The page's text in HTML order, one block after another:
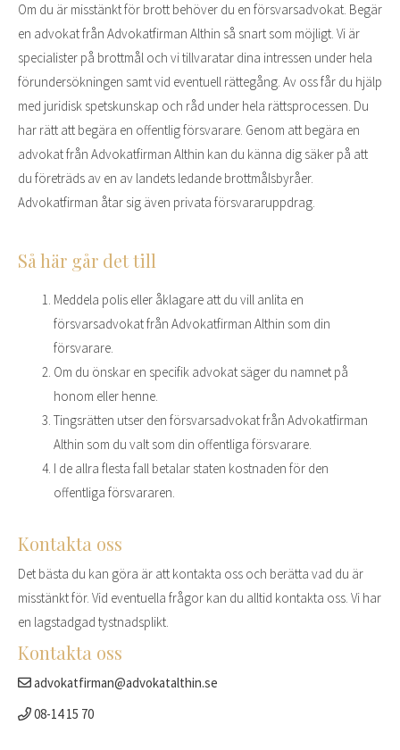
Om du är misstänkt för brott behöver du en försvarsadvokat. Begär
en advokat från Advokatfirman Althin så snart som möjligt. Vi är
specialister på brottmål och vi tillvaratar dina intressen under hela
förundersökningen samt vid eventuell rättegång. Av oss får du hjälp
med juridisk spetskunskap och råd under hela rättsprocessen. Du
har rätt att begära en offentlig försvarare. Genom att begära en
advokat från Advokatfirman Althin kan du känna dig säker på att
du företräds av en av landets ledande brottmålsbyråer.
Advokatfirman åtar sig även privata försvararuppdrag.
Så här går det till
Meddela polis eller åklagare att du vill anlita en
försvarsadvokat från Advokatfirman Althin som din
försvarare.
Om du önskar en specifik advokat säger du namnet på
honom eller henne.
Tingsrätten utser den försvarsadvokat från Advokatfirman
Althin som du valt som din offentliga försvarare.
I de allra flesta fall betalar staten kostnaden för den
offentliga försvararen.
Kontakta oss
Det bästa du kan göra är att kontakta oss och berätta vad du är
misstänkt för. Vid eventuella frågor kan du alltid kontakta oss. Vi har
en lagstadgad tystnadsplikt.
Kontakta oss
advokatfirman@advokatalthin.se
08-14 15 70